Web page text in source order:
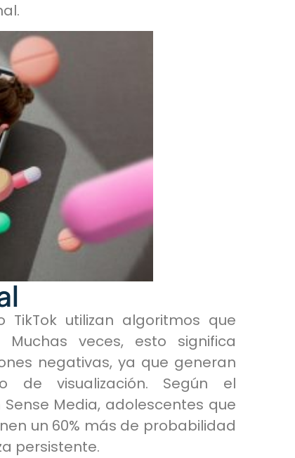
utilizan algoritmos que
veces, esto significa
negativas, ya que generan
de visualización. Según el
Media, adolescentes que
un 60% más de probabilidad
persistente.